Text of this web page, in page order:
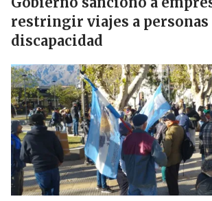
restringir viajes a personas
discapacidad